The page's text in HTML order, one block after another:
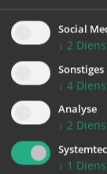
durch den
Moderationen
Social
↓ 2
Sonstiges
↓ 4
Analyse
↓ 2
↓ 1